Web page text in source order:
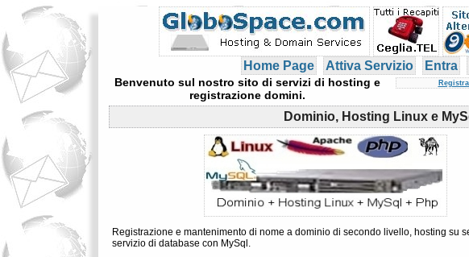
Home Page Attiva Servizio Entra
Benvenuto sul nostro sito di servizi di hosting e
registrazione domini.
Dominio, Hosting Linux e
Registrazione e mantenimento di nome a dominio di secondo livello, hosting su
servizio di database con MySql.